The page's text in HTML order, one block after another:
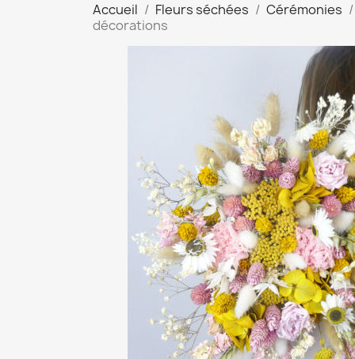
Accueil Fleurs séchées
Cérémonies
décorations